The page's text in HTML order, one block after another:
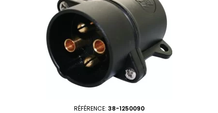
RÉFÉRENCE: 38-1250090